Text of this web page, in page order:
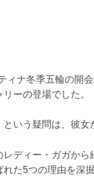
ィナ冬季五輪の開
ーの登場でした。
という疑問は、彼
ディー・ガガか
た5つの理由を深掘